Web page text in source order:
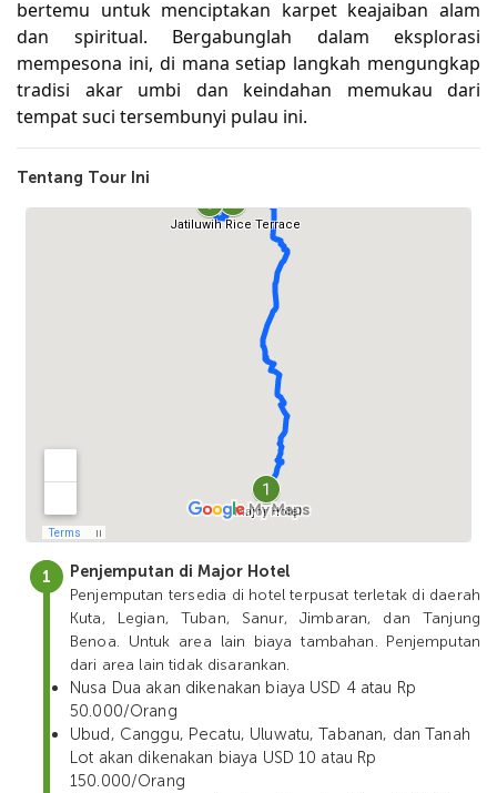
bertemu untuk menciptakan karpet keajaiban alam
dan spiritual. Bergabunglah dalam eksplorasi
mempesona ini, di mana setiap langkah mengungkap
tradisi akar umbi dan keindahan memukau dari
tempat suci tersembunyi pulau ini.
Tentang Tour Ini
Penjemputan di Major Hotel
Penjemputan tersedia di hotel terpusat terletak di daerah
Kuta, Legian, Tuban, Sanur, Jimbaran, dan Tanjung
Benoa. Untuk area lain biaya tambahan. Penjemputan
dari area lain tidak disarankan.
Nusa Dua akan dikenakan biaya USD 4 atau Rp
50.000/Orang
Ubud, Canggu, Pecatu, Uluwatu, Tabanan, dan Tanah
Lot akan dikenakan biaya USD 10 atau Rp
150.000/Orang